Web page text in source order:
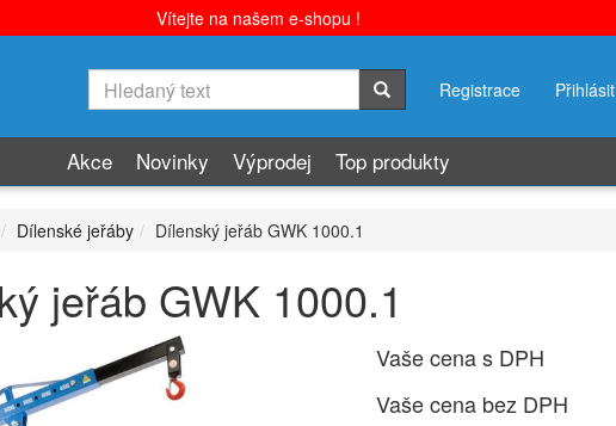
Vítejte na našem e-shopu !
Registrace Přihlásit
Akce Novinky Výprodej Top produkty
Dílenské jeřáby Dílenský jeřáb GWK 1000.1
jeřáb GWK 1000.1
Vaše cena s DPH
Vaše cena bez DPH